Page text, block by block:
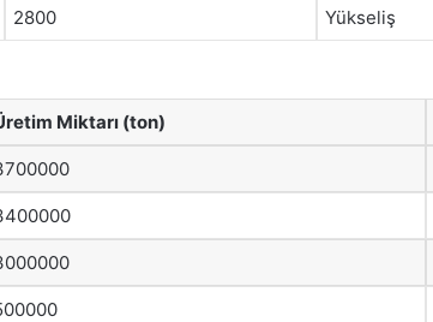
2800 Yükseliş
Miktarı (ton)